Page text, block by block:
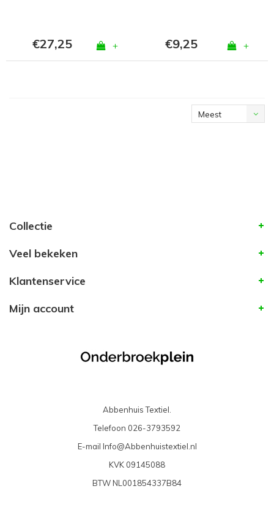
€27,25 + €9,25 +
Meest
Collectie
Veel bekeken
Klantenservice
Mijn account
Abbenhuis Textiel.
Telefoon 026-3793592
E-mail Info@Abbenhuistextiel.nl
KVK 09145088
BTWNL001854337B84